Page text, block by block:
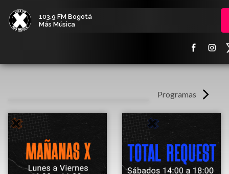
103.9 FM Bogotá
Más Música
Programas